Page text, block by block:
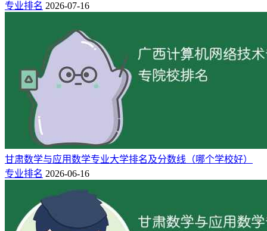
专业排名 2026-07-16
甘肃数学与应用数学专业大学排名及分数线（哪个学校好）
专业排名 2026-06-16